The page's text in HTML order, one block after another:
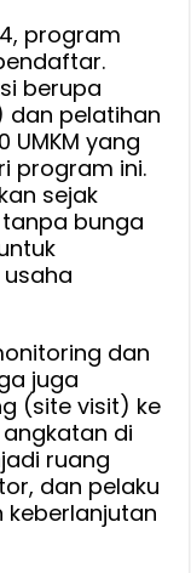
program
berupa
dan pelatihan
UMKM yang
program ini.
sejak
bunga
dan
juga
(site visit) ke
di
ruang
dan pelaku
keberlanjutan